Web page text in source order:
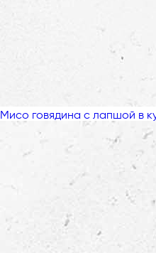
Мисо говядина с лапшой в